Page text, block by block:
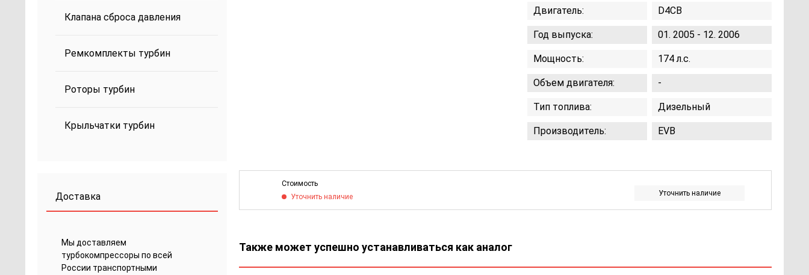
Клапана сброса давления
Ремкомплекты турбин
Роторы турбин
Крыльчатки турбин
Доставка
Мы доставляем
турбокомпрессоры по всей
России транспортными
Двигатель: D4CB
Год выпуска: 01. 2005 - 12. 2006
Мощность: 174 л.с.
Объем двигателя: -
Тип топлива: Дизельный
Производитель: EVB
Стоимость
Уточнить наличие
Уточнить наличие
Также может успешно устанавливаться как аналог